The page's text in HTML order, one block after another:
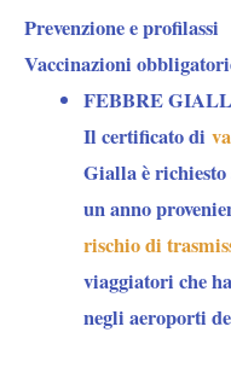
Prevenzione e profilassi
Vaccinazioni
FEBBRE
Il certificato di
Gialla è
un anno
rischio di
viaggiatori che
negli aeroporti